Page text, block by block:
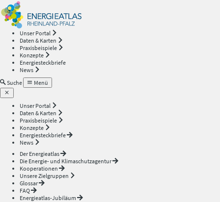
Unser Portal
Daten & Karten
Praxisbeispiele
Konzepte
Energiesteckbriefe
News
Suche
Menü
Unser Portal
Daten & Karten
Praxisbeispiele
Konzepte
Energiesteckbriefe
News
Der Energieatlas
Die Energie- und Klimaschutzagentur
Kooperationen
Unsere Zielgruppen
Glossar
FAQ
Energieatlas-Jubiläum